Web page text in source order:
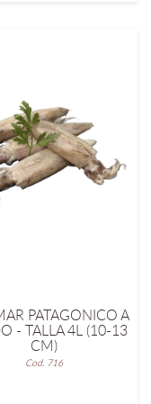
PATAGONICO A
- TALLA 4L (10-13
CM)
Cod. 716